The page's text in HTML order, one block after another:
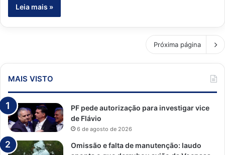
Leia mais »
Próxima página
MAIS VISTO
PF pede autorização para investigar vice
de Flávio
6 de agosto de 2026
Omissão e falta de manutenção: laudo